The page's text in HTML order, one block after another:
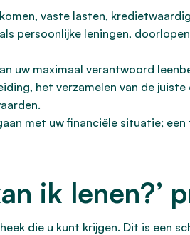
vaste lasten,
persoonlijke leningen,
uw maximaal verantwoord
het verzamelen van de
met uw financiële situatie;
ik lenen?’
die u kunt krijgen. Dit is een